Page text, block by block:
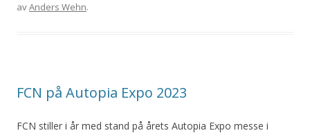
avAnders Wehn.
FCN på Autopia Expo 2023
FCN stiller i år med stand på årets Autopia Expo messe i